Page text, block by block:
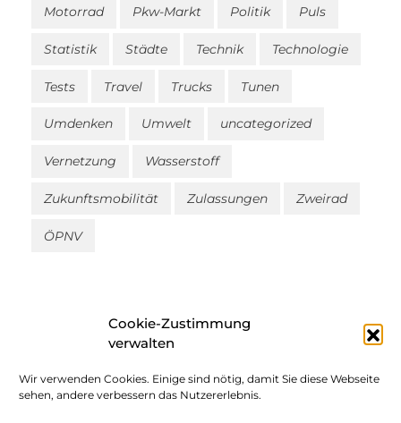
Cookie-Zustimmung
verwalten
Wir verwenden Cookies. Einige sind nötig, damit Sie diese Webseite
sehen, andere verbessern das Nutzererlebnis.
Motorrad Pkw-Markt Politik Puls
Statistik Städte Technik Technologie
Tests Travel Trucks Tunen
Umdenken Umwelt uncategorized
Vernetzung Wasserstoff
Zukunftsmobilität Zulassungen Zweirad
ÖPNV
Impressum